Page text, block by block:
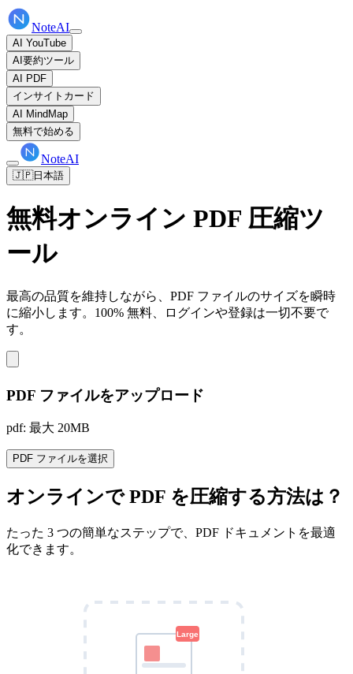
NoteAI
AI YouTube
AI要約ツール
AI PDF
インサイトカード
AI MindMap
無料で始める
NoteAI
🇯🇵日本語
無料オンライン PDF 圧縮ツ
ール
最高の品質を維持しながら、PDF ファイルのサイズを瞬時
に縮小します。100% 無料、ログインや登録は一切不要で
す。
PDF ファイルをアップロード
pdf: 最大 20MB
PDF ファイルを選択
オンラインで PDF を圧縮する方法は？
たった 3 つの簡単なステップで、PDF ドキュメントを最適
化できます。